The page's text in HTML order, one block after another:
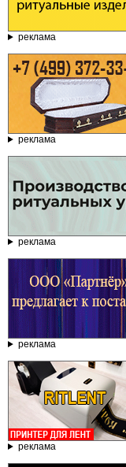
реклама
реклама
реклама
реклама
реклама